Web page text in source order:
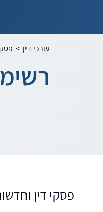
עורכי דין >
פסקי דין